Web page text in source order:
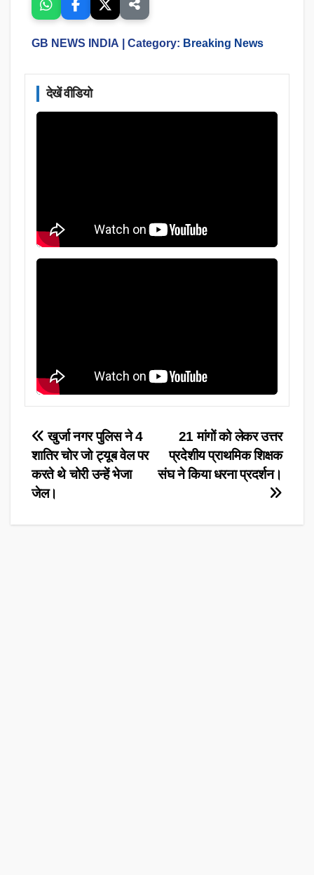
GB NEWS INDIA | Category: Breaking News
देखें वीडियो
Post
navigation
21 मांगों को लेकर उत्तर
प्रदेशीय प्राथमिक शिक्षक
संघ ने किया धरना प्रदर्शन।
खुर्जा नगर पुलिस ने 4
शातिर चोर जो ट्यूब वेल पर
करते थे चोरी उन्हें भेजा
जेल।